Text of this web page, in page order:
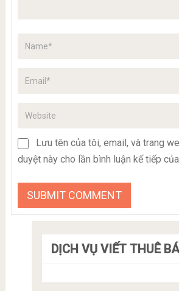
Lưu tên của tôi, email, và trang
duyệt này cho lần bình luận kế tiếp
DỊCH VỤ VIẾT THUÊ